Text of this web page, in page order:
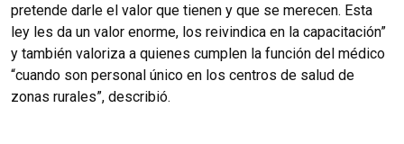
pretende darle el valor que tienen y que se merecen. Esta
ley les da un valor enorme, los reivindica en la capacitación”
y también valoriza a quienes cumplen la función del médico
“cuando son personal único en los centros de salud de
zonas rurales”, describió.